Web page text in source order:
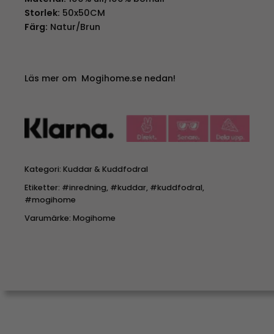
Storlek: 50x50CM
Färg: Natur/Brun
Läs mer om Mogihome.se nedan!
Kategori: Kuddar & Kuddfodral
Etiketter: #inredning, #kuddar, #kuddfodral,
#mogihome
Varumärke: Mogihome